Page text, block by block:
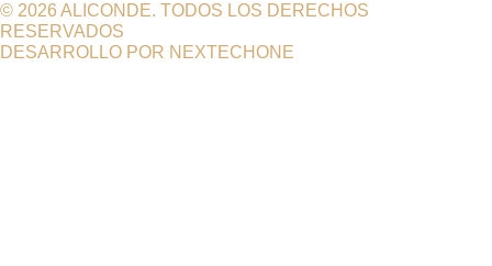
© 2026 ALICONDE. TODOS LOS DERECHOS
RESERVADOS
DESARROLLO POR NEXTECHONE